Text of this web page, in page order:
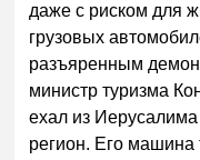
даже с риском для
грузовых
разъяренным
министр туризма
ехал из Иерусалима
регион. Его машина